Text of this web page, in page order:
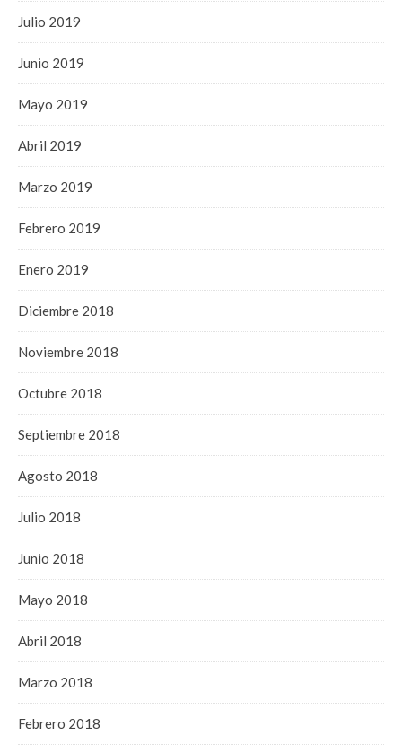
Julio 2019
Junio 2019
Mayo 2019
Abril 2019
Marzo 2019
Febrero 2019
Enero 2019
Diciembre 2018
Noviembre 2018
Octubre 2018
Septiembre 2018
Agosto 2018
Julio 2018
Junio 2018
Mayo 2018
Abril 2018
Marzo 2018
Febrero 2018